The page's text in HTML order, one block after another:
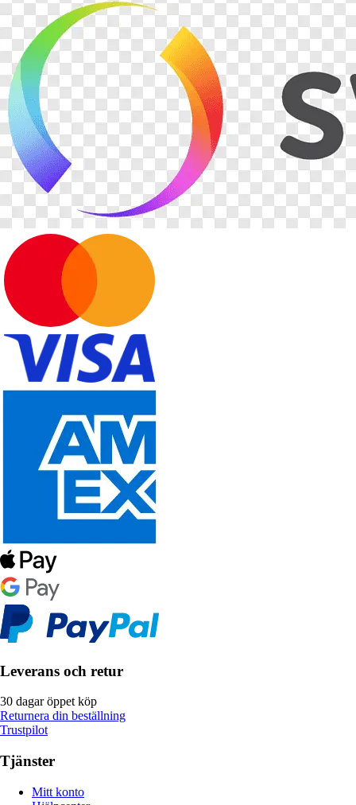
Leverans och retur
30 dagar öppet köp
Returnera din beställning
Trustpilot
Tjänster
Mitt konto